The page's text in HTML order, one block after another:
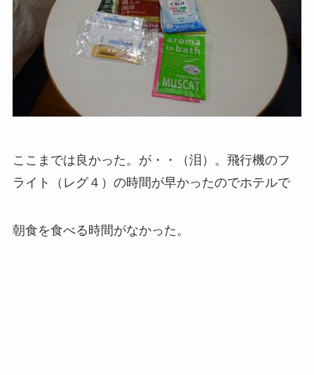
ここまでは良かった。が・・（泪）。飛行機のフ
ライト（レグ４）の時間が早かったのでホテルで
朝食を食べる時間がなかった。